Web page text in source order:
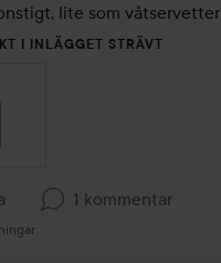
lite som
I INLÄGGET STRÄVT
1 kommentar